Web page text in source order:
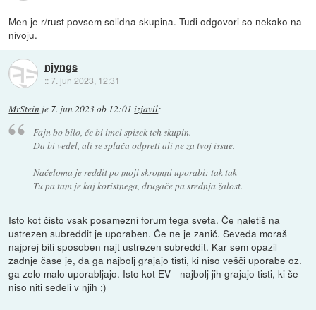
Men je r/rust povsem solidna skupina. Tudi odgovori so nekako na
nivoju.
njyngs
::7. jun 2023, 12:31
MrStein je 7. jun 2023 ob 12:01 izjavil:
Fajn bo bilo, če bi imel spisek teh skupin.
Da bi vedel, ali se splača odpreti ali ne za tvoj issue.
Načeloma je reddit po moji skromni uporabi: tak tak
Tu pa tam je kaj koristnega, drugače pa srednja žalost.
Isto kot čisto vsak posamezni forum tega sveta. Če naletiš na
ustrezen subreddit je uporaben. Če ne je zanič. Seveda moraš
najprej biti sposoben najt ustrezen subreddit. Kar sem opazil
zadnje čase je, da ga najbolj grajajo tisti, ki niso vešči uporabe oz.
ga zelo malo uporabljajo. Isto kot EV - najbolj jih grajajo tisti, ki še
niso niti sedeli v njih ;)